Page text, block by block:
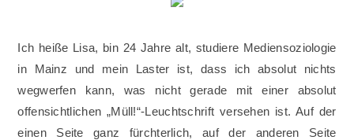
Ich heiße Lisa, bin 24 Jahre alt, studiere Mediensoziologie
in Mainz und mein Laster ist, dass ich absolut nichts
wegwerfen kann, was nicht gerade mit einer absolut
offensichtlichen „Müll!“-Leuchtschrift versehen ist. Auf der
einen Seite ganz fürchterlich, auf der anderen Seite